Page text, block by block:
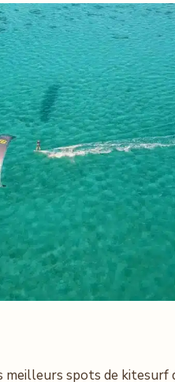
meilleurs spots de kitesurf